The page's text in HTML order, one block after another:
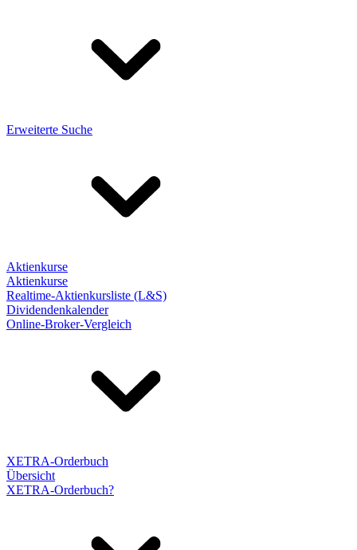
Erweiterte Suche
Aktienkurse
Aktienkurse
Realtime-Aktienkursliste (L&S)
Dividendenkalender
Online-Broker-Vergleich
XETRA-Orderbuch
Übersicht
XETRA-Orderbuch?